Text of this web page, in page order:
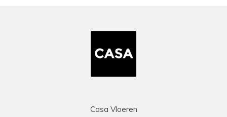
Casa Vloeren